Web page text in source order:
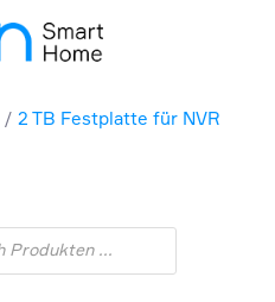
2 TB Festplatte für NVR